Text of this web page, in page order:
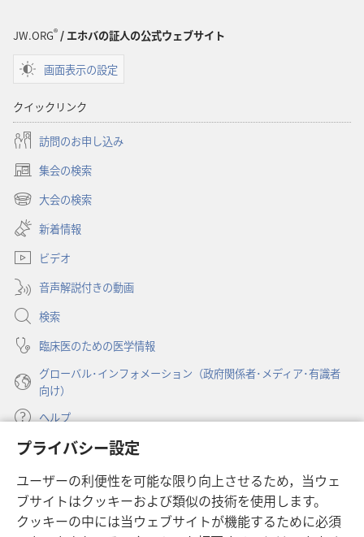
プライバシー設定
ユーザーの利便性を可能な限り向上させるため，当ウェ
ブサイトはクッキーおよび類似の技術を使用します。
クッキーの中には当ウェブサイトが機能するために必須
年
年
JW.ORG®/ エホバの証人の公式ウェブサイト
画面表示の設定
クイックリンク
訪問のお申し込み
集会の検索
（新
し
タ
で
開
く）
大会の検索
（新
し
い
タ
ブ
で
開
く）
新着情報
ビデオ
音声解説付きの動画
検索
臨床医のための医学情報
グローバル･インフォメーション（政府関係者･メディア･有識者
向け）
ヘルプ
寄付
し
い
タ
ものみの塔 オンライン・ライブラリー
（新
し